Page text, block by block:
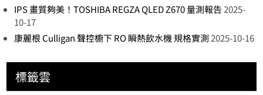
IPS 畫質夠美！TOSHIBA REGZA QLED Z670 量測報告2025-
10-17
康麗根 Culligan 聲控櫥下 RO 瞬熱飲水機 規格實測 2025-10-16
標籤雲